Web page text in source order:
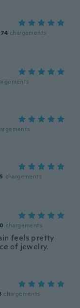
74 chargements
chargements
chargements
feels pretty
of jewelry.
chargements